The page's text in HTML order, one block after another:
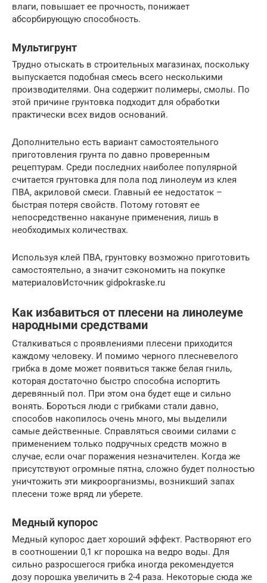
влаги, повышает ее прочность, понижает
абсорбирующую способность.
Мультигрунт
Трудно отыскать в строительных магазинах, поскольку
выпускается подобная смесь всего несколькими
производителями. Она содержит полимеры, смолы. По
этой причине грунтовка подходит для обработки
практически всех видов оснований.
Дополнительно есть вариант самостоятельного
приготовления грунта по давно проверенным
рецептурам. Среди последних наиболее популярной
считается грунтовка для пола под линолеум из клея
ПВА, акриловой смеси. Главный ее недостаток –
быстрая потеря свойств. Потому готовят ее
непосредственно накануне применения, лишь в
необходимых количествах.
Используя клей ПВА, грунтовку возможно приготовить
самостоятельно, а значит сэкономить на покупке
материаловИсточник gidpokraske.ru
Как избавиться от плесени на линолеуме
народными средствами
Сталкиваться с проявлениями плесени приходится
каждому человеку. И помимо черного плесневелого
грибка в доме может появиться также белая гниль,
которая достаточно быстро способна испортить
деревянный пол. При этом она будет еще и сильно
вонять. Бороться люди с грибками стали давно,
способов накопилось очень много, мы выделили
самые действенные. Справляться своими силами с
применением только подручных средств можно в
случае, если очаг поражения незначителен. Когда же
присутствуют огромные пятна, сложно будет полностью
уничтожить эти микроорганизмы, возникший запах
плесени тоже вряд ли уберете.
Медный купорос
Медный купорос дает хороший эффект. Растворяют его
в соотношении 0,1 кг порошка на ведро воды. Для
сильно разросшегося грибка иногда рекомендуется
дозу порошка увеличить в 2-4 раза. Некоторые сюда же